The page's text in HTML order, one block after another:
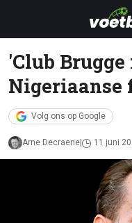
'Club
Volg ons op Google
Arne Decraene 11 juni